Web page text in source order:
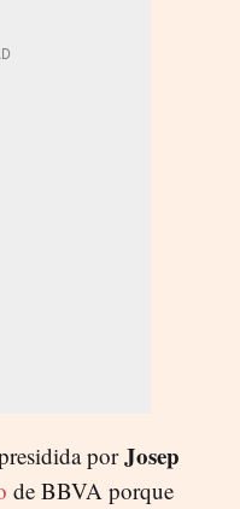
porJosep
de BBVA porque